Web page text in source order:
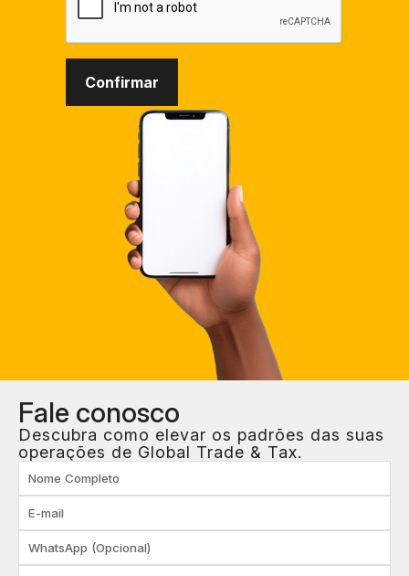
Fale conosco
Descubra como elevar os padrões das suas
operações de Global Trade & Tax.